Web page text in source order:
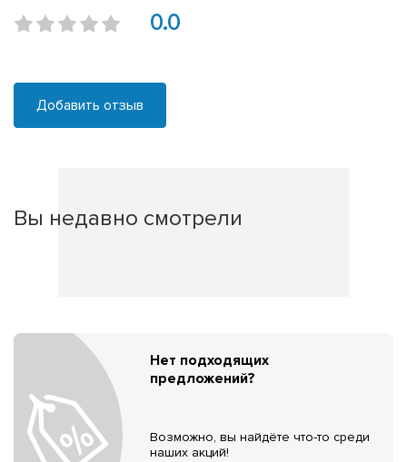
0.0
Добавить отзыв
Вы недавно смотрели
Нет подходящих
предложений?
Возможно, вы найдёте что-то среди
наших акций!